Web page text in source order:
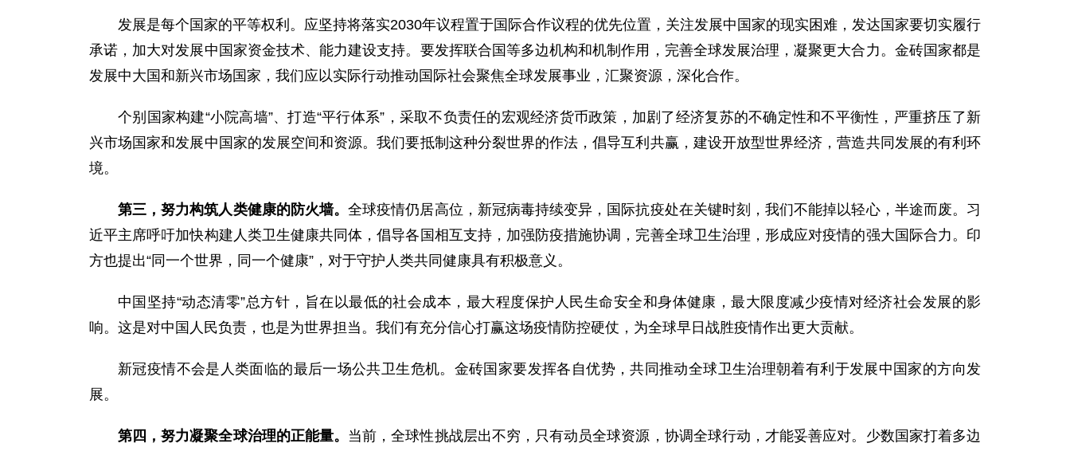
发展是每个国家的平等权利。应坚持将落实2030年议程置于国际合作议程的优先位置，关注发展中国家的现实困难，发达国家要切实履行
承诺，加大对发展中国家资金技术、能力建设支持。要发挥联合国等多边机构和机制作用，完善全球发展治理，凝聚更大合力。金砖国家都是
发展中大国和新兴市场国家，我们应以实际行动推动国际社会聚焦全球发展事业，汇聚资源，深化合作。
个别国家构建“小院高墙”、打造“平行体系”，采取不负责任的宏观经济货币政策，加剧了经济复苏的不确定性和不平衡性，严重挤压了新
兴市场国家和发展中国家的发展空间和资源。我们要抵制这种分裂世界的作法，倡导互利共赢，建设开放型世界经济，营造共同发展的有利环
境。
第三，努力构筑人类健康的防火墙。全球疫情仍居高位，新冠病毒持续变异，国际抗疫处在关键时刻，我们不能掉以轻心，半途而废。习
近平主席呼吁加快构建人类卫生健康共同体，倡导各国相互支持，加强防疫措施协调，完善全球卫生治理，形成应对疫情的强大国际合力。印
方也提出“同一个世界，同一个健康”，对于守护人类共同健康具有积极意义。
中国坚持“动态清零”总方针，旨在以最低的社会成本，最大程度保护人民生命安全和身体健康，最大限度减少疫情对经济社会发展的影
响。这是对中国人民负责，也是为世界担当。我们有充分信心打赢这场疫情防控硬仗，为全球早日战胜疫情作出更大贡献。
新冠疫情不会是人类面临的最后一场公共卫生危机。金砖国家要发挥各自优势，共同推动全球卫生治理朝着有利于发展中国家的方向发
展。
第四，努力凝聚全球治理的正能量。 当前，全球性挑战层出不穷，只有动员全球资源，协调全球行动，才能妥善应对。少数国家打着多边